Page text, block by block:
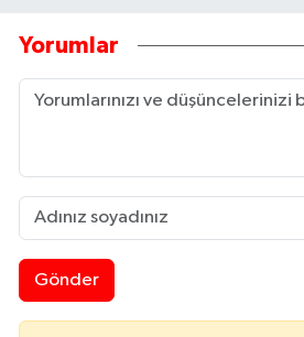
Yorumlar
Gönder